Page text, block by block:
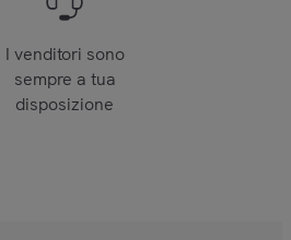
I venditori sono
sempre a tua
disposizione